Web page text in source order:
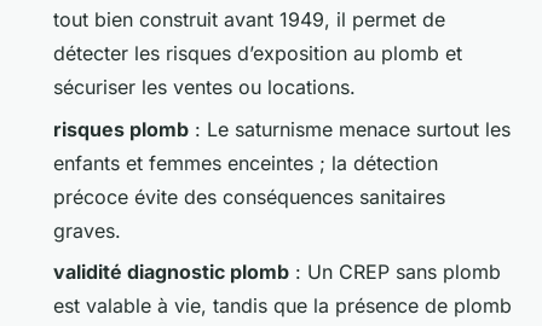
tout bien construit avant 1949, il permet de
détecter les risques d’exposition au plomb et
sécuriser les ventes ou locations.
risques plomb : Le saturnisme menace surtout les
enfants et femmes enceintes ; la détection
précoce évite des conséquences sanitaires
graves.
validité diagnostic plomb : Un CREP sans plomb
est valable à vie, tandis que la présence de plomb